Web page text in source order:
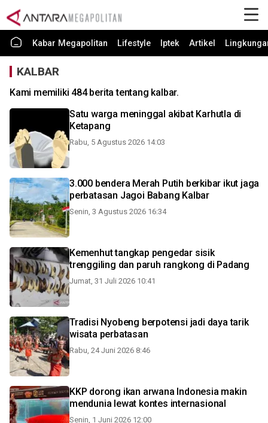
Kabar Megapolitan Lifestyle Iptek Artikel
KALBAR
Kami memiliki 484 berita tentang kalbar.
Satu warga meninggal akibat Karhutla di
Ketapang
Rabu, 5 Agustus 2026 14:03
3.000 bendera Merah Putih berkibar ikut jaga
perbatasan Jagoi Babang Kalbar
Senin, 3 Agustus 2026 16:34
Kemenhut tangkap pengedar sisik
trenggiling dan paruh rangkong di Padang
Jumat, 31 Juli 2026 10:41
Tradisi Nyobeng berpotensi jadi daya tarik
wisata perbatasan
Rabu, 24 Juni 2026 8:46
KKP dorong ikan arwana Indonesia makin
mendunia lewat kontes internasional
Senin, 1 Juni 2026 12:00